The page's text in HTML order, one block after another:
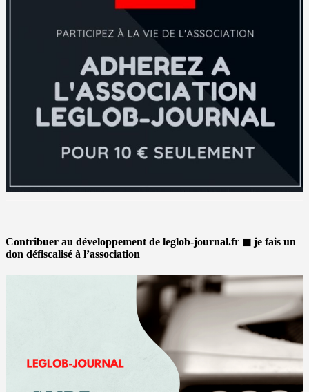
Contribuer au développement de leglob-journal.fr ◼ je fais un
don défiscalisé à l’association